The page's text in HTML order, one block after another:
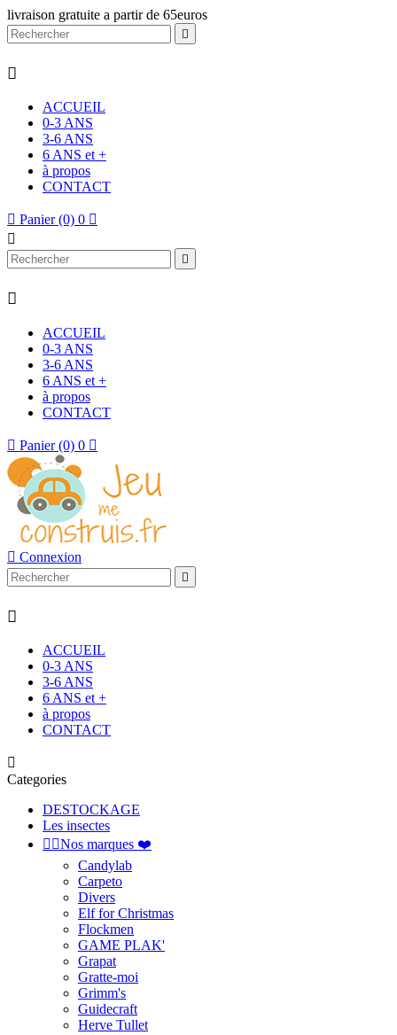
livraison gratuite a partir de 65euros


ACCUEIL
0-3 ANS
3-6 ANS
6 ANS et +
à propos
CONTACT
 Panier (0) 0 



ACCUEIL
0-3 ANS
3-6 ANS
6 ANS et +
à propos
CONTACT
 Panier (0) 0 
 Connexion


ACCUEIL
0-3 ANS
3-6 ANS
6 ANS et +
à propos
CONTACT

Categories
DESTOCKAGE
Les insectes
 Nos marques ❤️
Candylab
Carpeto
Divers
Elf for Christmas
Flockmen
GAME PLAK'
Grapat
Gratte-moi
Grimm's
Guidecraft
Herve Tullet